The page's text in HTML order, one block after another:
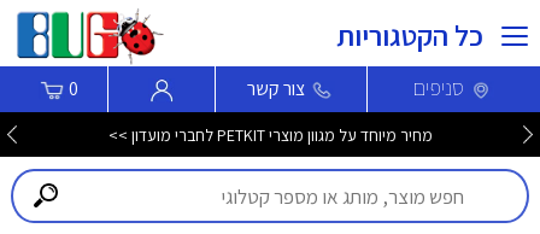
כל הקטגוריות
סניפים צור קשר 0
מחיר מיוחד על מגוון מוצרי PETKIT לחברי מועדון >>